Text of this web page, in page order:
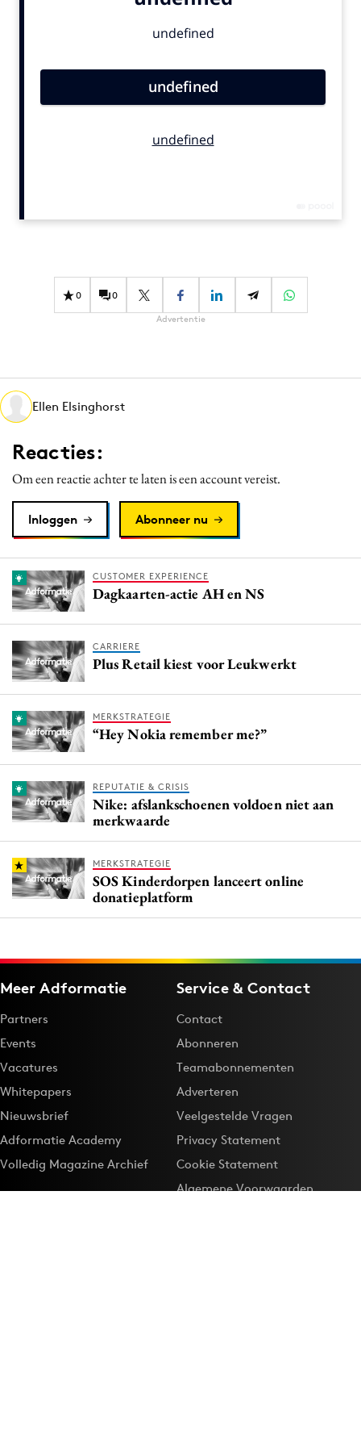
Gedragsverandering
Influencer marketing
Media
Merkstrategie
PR
Programmatic
Purpose Marketing
Reputatie & crisis
0 0
Advertentie
Ellen Elsinghorst
Reacties:
Om een reactie achter te laten is een account vereist.
Inloggen Abonneer nu
CUSTOMER EXPERIENCE
Dagkaarten-actie AH en NS
CARRIERE
Plus Retail kiest voor Leukwerkt
MERKSTRATEGIE
“Hey Nokia remember me?”
REPUTATIE & CRISIS
Nike: afslankschoenen voldoen niet aan
merkwaarde
MERKSTRATEGIE
SOS Kinderdorpen lanceert online
donatieplatform
Meer Adformatie
Partners
Events
Vacatures
Whitepapers
Nieuwsbrief
Adformatie Academy
Volledig Magazine Archief
Service & Contact
Contact
Abonneren
Teamabonnementen
Adverteren
Veelgestelde Vragen
Privacy Statement
Cookie Statement
Algemene Voorwaarden